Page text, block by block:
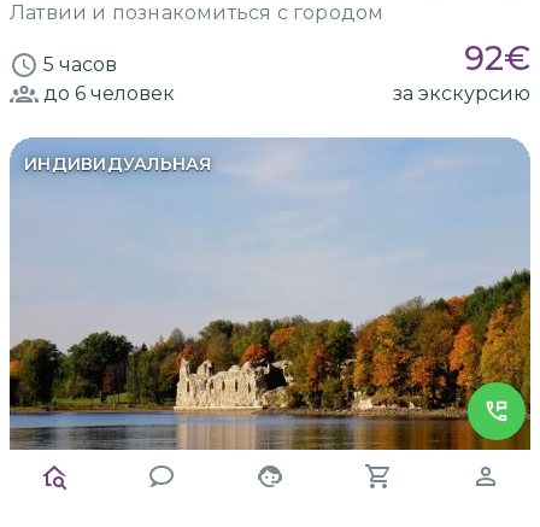
Латвии и познакомиться с городом
5 часов 92€
до 6 человек за экскурсию
ИНДИВИДУАЛЬНАЯ